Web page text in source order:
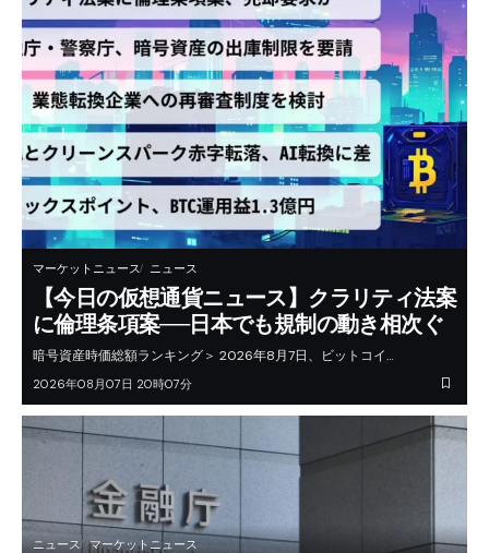
マーケットニュース ニュース
【今日の仮想通貨ニュース】クラリティ法案
に倫理条項案──日本でも規制の動き相次ぐ
暗号資産時価総額ランキング＞ 2026年8月7日、ビットコイ…
2026年08月07日 20時07分
ニュース マーケットニュース